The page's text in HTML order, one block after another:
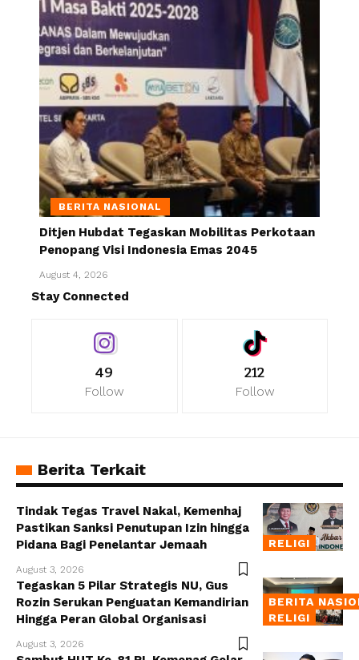
BERITA NASIONAL
Ditjen Hubdat Tegaskan Mobilitas Perkotaan
Penopang Visi Indonesia Emas 2045
August 4, 2026
Stay Connected
49
Follow
212
Follow
Berita Terkait
RELIGI
Tindak Tegas Travel Nakal, Kemenhaj
Pastikan Sanksi Penutupan Izin hingga
Pidana Bagi Penelantar Jemaah
August 3, 2026
BERITA
RELIGI
Tegaskan 5 Pilar Strategis NU, Gus
Rozin Serukan Penguatan Kemandirian
Hingga Peran Global Organisasi
August 3, 2026